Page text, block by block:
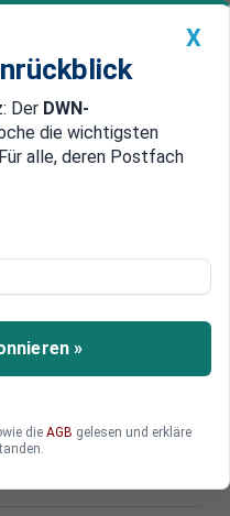
Geldanlage Premium
China
Warum die
Stärke zeigen –
Debakel für Europa.
X
Der DWN-
die wichtigsten
alle, deren Postfach
»
die AGB gelesen und erkläre